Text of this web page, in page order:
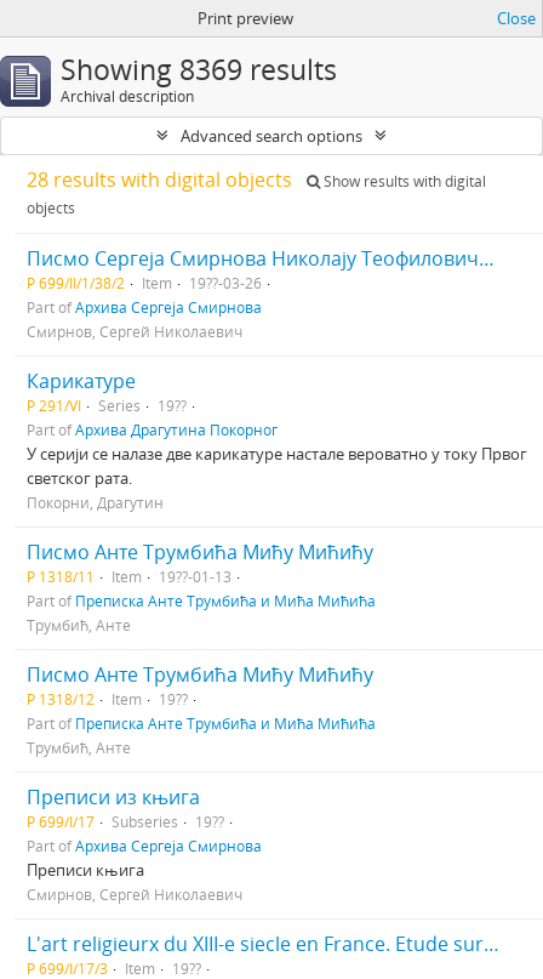
Print preview Close
Showing 8369 results
Archival description
Advanced search options
28 results with digital objects
Show results with digital
objects
Писмо Сергеја Смирнова Николају Теофиловичу (Богдановичу) Мајендорфу
Р 699/II/1/38/2 Item
19??-03-26
Part ofАрхива Сергеја Смирнова
Смирнов, Сергей Николаевич
Карикатуре
Р 291/VI Series
19??
Part ofАрхива Драгутина Покорног
У серији се налазе две карикатуре настале вероватно у току Првог
светског рата.
Покорни, Драгутин
Писмо Анте Трумбића Мићу Мићићу
Р 1318/11 Item
19??-01-13
Part ofПреписка Анте Трумбића и Мића Мићића
Трумбић, Анте
Писмо Анте Трумбића Мићу Мићићу
Р 1318/12 Item
19??
Part ofПреписка Анте Трумбића и Мића Мићића
Трумбић, Анте
Преписи из књига
Р 699/I/17 Subseries
19??
Part ofАрхива Сергеја Смирнова
Преписи књига
Смирнов, Сергей Николаевич
L'art religieurx du XIII-e siecle en France. Etude sur l'iconographie du moyen age et sur ses sources d'inspiration
Р 699/I/17/3 Item
19??